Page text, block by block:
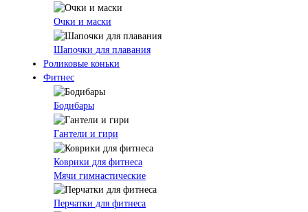
Очки и маски
Шапочки для плавания
Роликовые коньки
Фитнес
Бодибары
Гантели и гири
Коврики для фитнеса
Мячи гимнастические
Перчатки для фитнеса